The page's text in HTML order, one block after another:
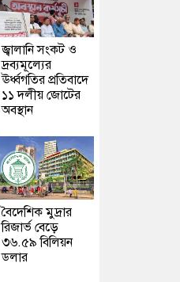
জ্বালানি সংকট ও
দ্রব্যমূল্যের
ঊর্ধ্বগতির প্রতিবাদে
১১ দলীয় জোটের
অবস্থান
বৈদেশিক মুদ্রার
রিজার্ভ বেড়ে
৩৬.৫৯ বিলিয়ন
ডলার